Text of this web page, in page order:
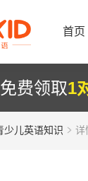
首页
免费领取1
少儿英语知识 详